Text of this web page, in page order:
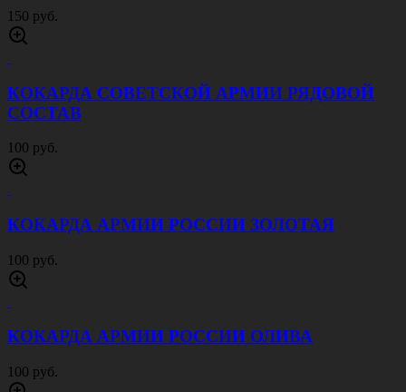
150 руб.
КОКАРДА СОВЕТСКОЙ АРМИИ РЯДОВОЙ
СОСТАВ
100 руб.
КОКАРДА АРМИИ РОССИИ ЗОЛОТАЯ
100 руб.
КОКАРДА АРМИИ РОССИИ ОЛИВА
100 руб.